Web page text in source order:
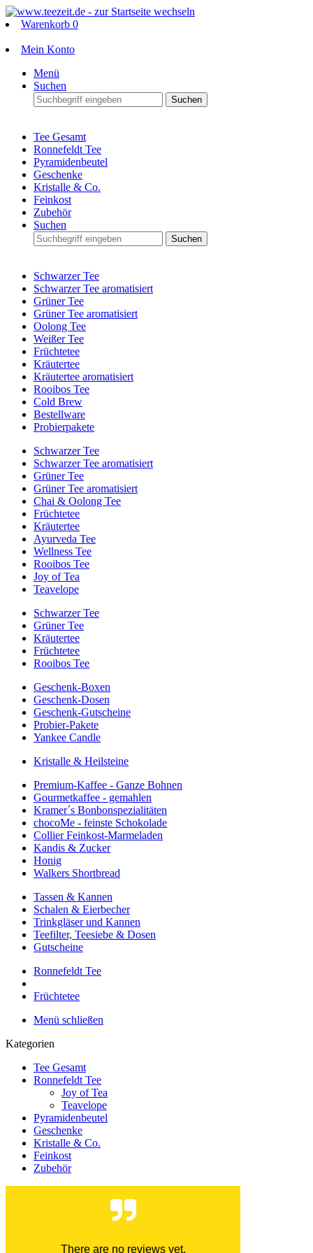
Warenkorb 0
Mein Konto
Menü
Suchen
Suchen
Tee Gesamt
Ronnefeldt Tee
Pyramidenbeutel
Geschenke
Kristalle & Co.
Feinkost
Zubehör
Suchen
Suchen
Schwarzer Tee
Schwarzer Tee aromatisiert
Grüner Tee
Grüner Tee aromatisiert
Oolong Tee
Weißer Tee
Früchtetee
Kräutertee
Kräutertee aromatisiert
Rooibos Tee
Cold Brew
Bestellware
Probierpakete
Schwarzer Tee
Schwarzer Tee aromatisiert
Grüner Tee
Grüner Tee aromatisiert
Chai & Oolong Tee
Früchtetee
Kräutertee
Ayurveda Tee
Wellness Tee
Rooibos Tee
Joy of Tea
Teavelope
Schwarzer Tee
Grüner Tee
Kräutertee
Früchtetee
Rooibos Tee
Geschenk-Boxen
Geschenk-Dosen
Geschenk-Gutscheine
Probier-Pakete
Yankee Candle
Kristalle & Heilsteine
Premium-Kaffee - Ganze Bohnen
Gourmetkaffee - gemahlen
Kramer´s Bonbonspezialitäten
chocoMe - feinste Schokolade
Collier Feinkost-Marmeladen
Kandis & Zucker
Honig
Walkers Shortbread
Tassen & Kannen
Schalen & Eierbecher
Trinkgläser und Kannen
Teefilter, Teesiebe & Dosen
Gutscheine
Ronnefeldt Tee
Früchtetee
Menü schließen
Kategorien
Tee Gesamt
Ronnefeldt Tee
Joy of Tea
Teavelope
Pyramidenbeutel
Geschenke
Kristalle & Co.
Feinkost
Zubehör
There are no reviews yet.